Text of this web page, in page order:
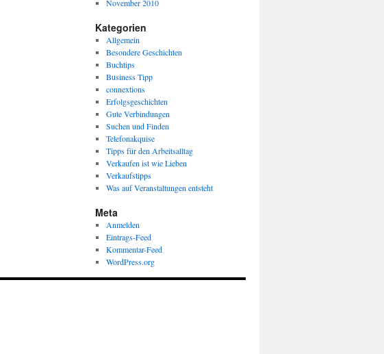
November 2010
Kategorien
Allgemein
Besondere Geschichten
Buchtips
Business Tipp
connextions
Erfolgsgeschichten
Gute Verbindungen
Suchen und Finden
Telefonakquise
Tipps für den Arbeitsalltag
Verkaufen ist wie Lieben
Verkaufstipps
Was auf Veranstaltungen entsteht
Meta
Anmelden
Eintrags-Feed
Kommentar-Feed
WordPress.org